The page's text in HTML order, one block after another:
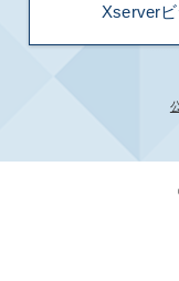
Xserver